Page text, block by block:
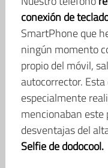
conexión de
SmartPhone que
ningún momento
propio del móvil,
autocorrector.
especialmente
mencionaban este
desventajas del
Selfie de dodocool.